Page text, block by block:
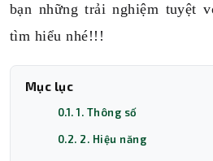
bạn những trải nghiệm tuyệt
tìm hiểu nhé!!!
Mục lục
0.1. 1. Thông số
0.2. 2. Hiệu năng